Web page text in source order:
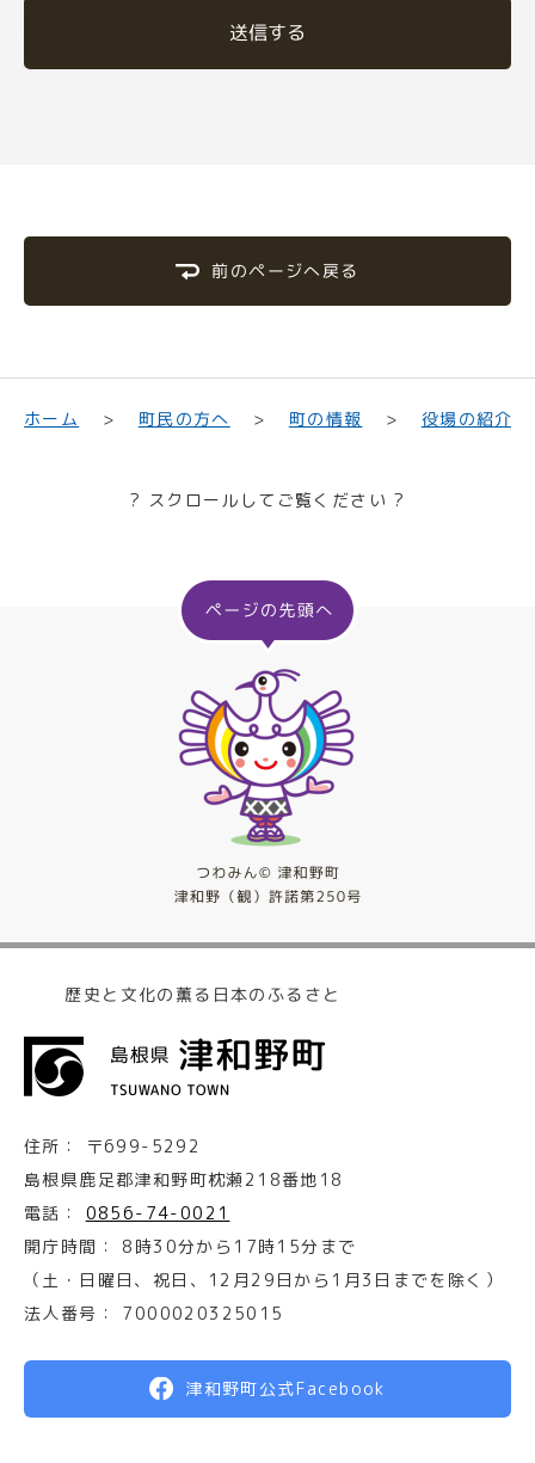
送信する
前のページへ戻る
ホーム 町民の方へ 町の情報 役場の紹介
? スクロールしてご覧ください ?
歴史と文化の薫る日本のふるさと
住所：
〒699-5292
島根県鹿足郡津和野町枕瀬218番地18
電話：
0856-74-0021
開庁時間：
8時30分から17時15分まで
（土・日曜日、祝日、12月29日から1月3日までを除く）
法人番号：
7000020325015
津和野町公式Facebook